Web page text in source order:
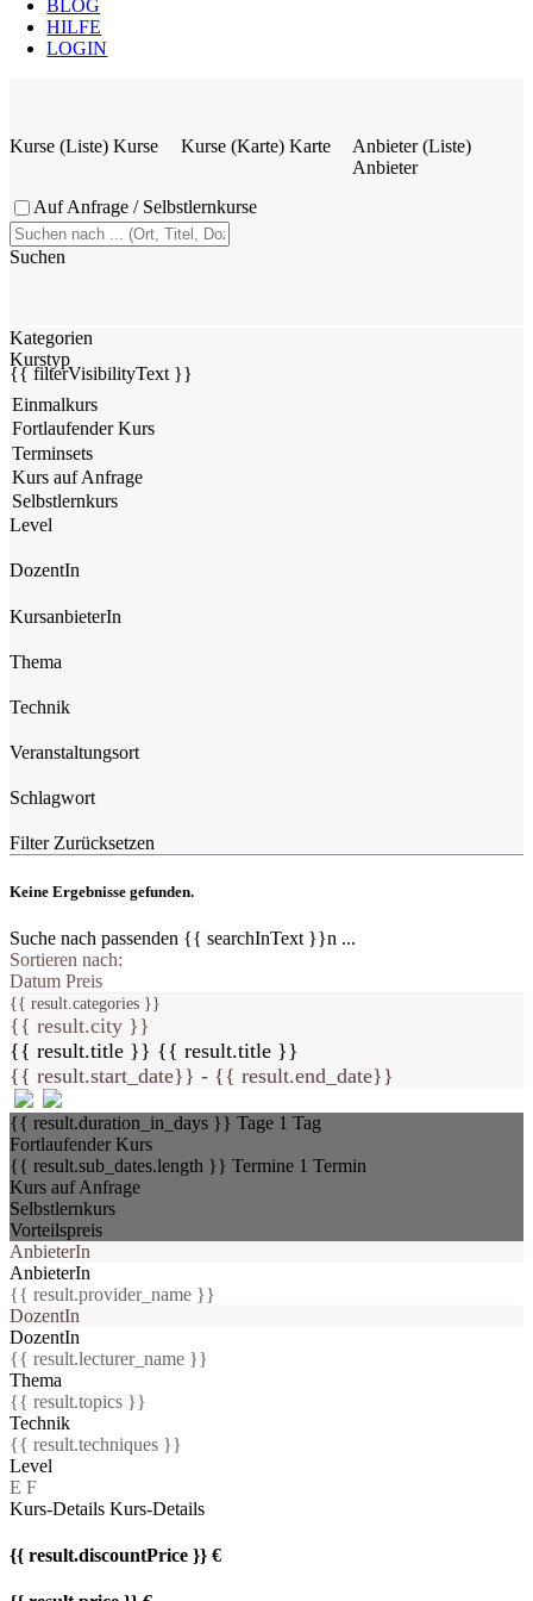
BLOG
HILFE
LOGIN
Kurse (Liste) Kurse Kurse (Karte) Karte
Anbieter (Liste)
Anbieter
Auf Anfrage / Selbstlernkurse
Suchen
{{ filterVisibilityText }}
Kategorien
Kurstyp
Level
DozentIn
KursanbieterIn
Thema
Technik
Veranstaltungsort
Schlagwort
Filter Zurücksetzen
Keine Ergebnisse gefunden.
Suche nach passenden {{ searchInText }}n ...
Sortieren nach:
Datum Preis
{{ result.categories }}
{{ result.city }}
{{ result.title }} {{ result.title }}
{{ result.start_date}} - {{ result.end_date}}
{{ result.duration_in_days }} Tage 1 Tag
Fortlaufender Kurs
{{ result.sub_dates.length }} Termine 1 Termin
Kurs auf Anfrage
Selbstlernkurs
Vorteilspreis
AnbieterIn
AnbieterIn
{{ result.provider_name }}
DozentIn
DozentIn
{{ result.lecturer_name }}
Thema
{{ result.topics }}
Technik
{{ result.techniques }}
Level
E F
Kurs-Details Kurs-Details
{{ result.discountPrice }} €